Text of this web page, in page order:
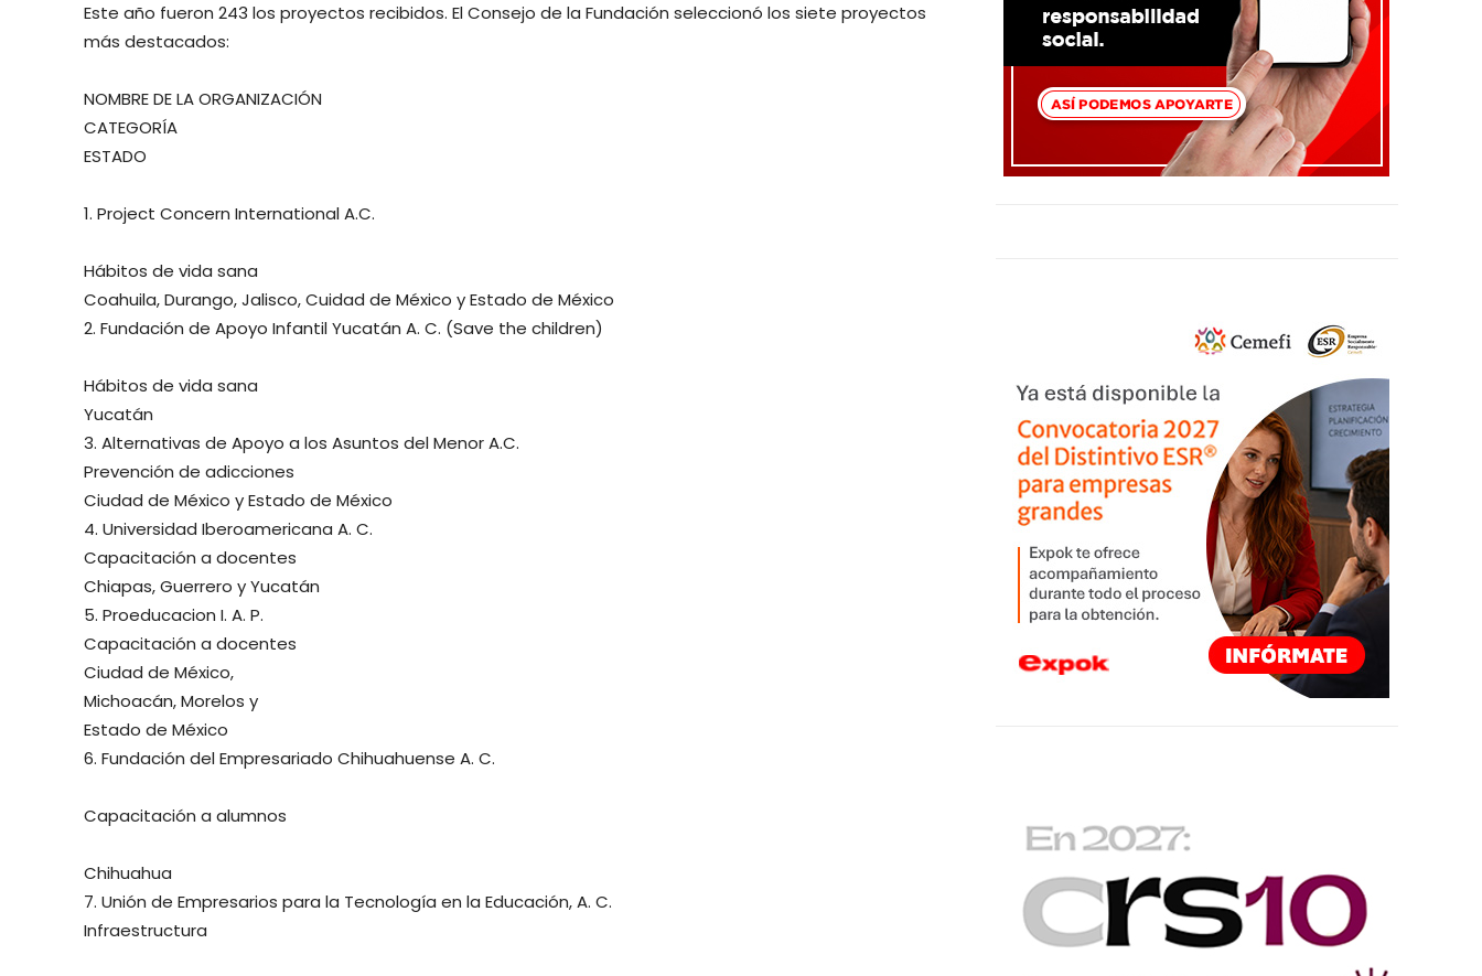
Este año fueron 243 los proyectos recibidos. El Consejo de la Fundación seleccionó los siete proyectos
más destacados:
NOMBRE DE LA ORGANIZACIÓN
CATEGORÍA
ESTADO
1. Project Concern International A.C.
Hábitos de vida sana
Coahuila, Durango, Jalisco, Cuidad de México y Estado de México
2. Fundación de Apoyo Infantil Yucatán A. C. (Save the children)
Hábitos de vida sana
Yucatán
3. Alternativas de Apoyo a los Asuntos del Menor A.C.
Prevención de adicciones
Ciudad de México y Estado de México
4. Universidad Iberoamericana A. C.
Capacitación a docentes
Chiapas, Guerrero y Yucatán
5. Proeducacion I. A. P.
Capacitación a docentes
Ciudad de México,
Michoacán, Morelos y
Estado de México
6. Fundación del Empresariado Chihuahuense A. C.
Capacitación a alumnos
Chihuahua
7. Unión de Empresarios para la Tecnología en la Educación, A. C.
Infraestructura